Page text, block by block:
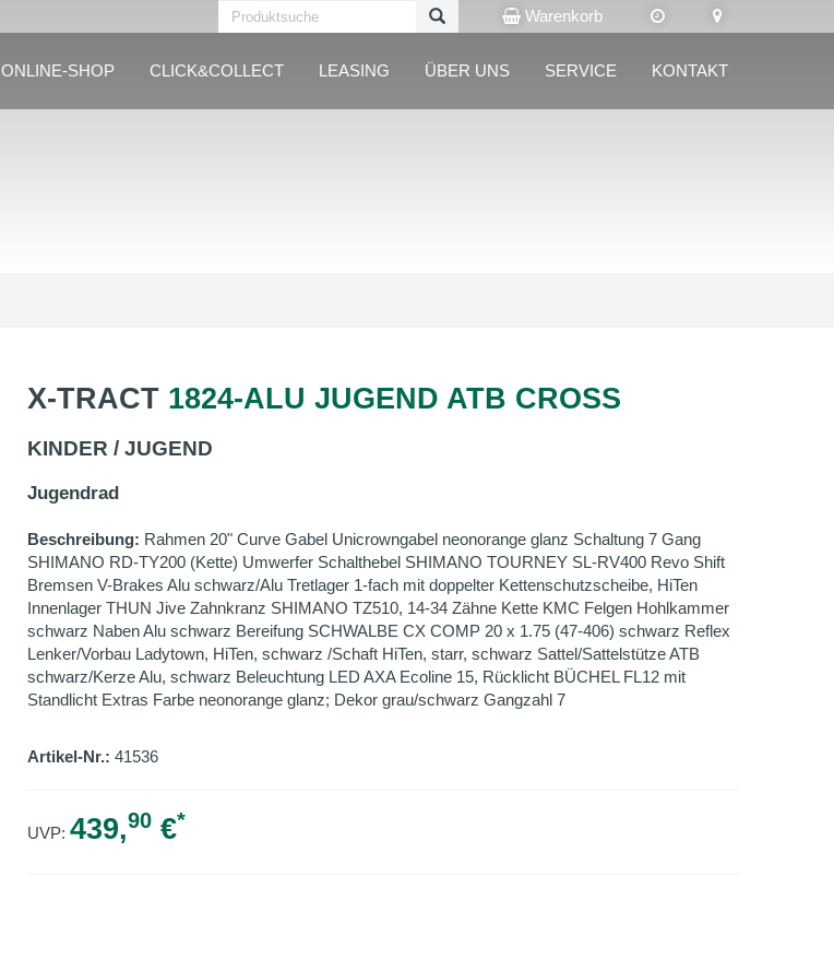
Warenkorb
ONLINE-SHOP CLICK&COLLECT LEASING ÜBER UNS SERVICE KONTAKT
X-TRACT 1824-ALU JUGEND ATB CROSS
KINDER / JUGEND
Jugendrad
Beschreibung: Rahmen 20" Curve Gabel Unicrowngabel neonorange glanz Schaltung 7 Gang
SHIMANO RD-TY200 (Kette) Umwerfer Schalthebel SHIMANO TOURNEY SL-RV400 Revo Shift
Bremsen V-Brakes Alu schwarz/Alu Tretlager 1-fach mit doppelter Kettenschutzscheibe, HiTen
Innenlager THUN Jive Zahnkranz SHIMANO TZ510, 14-34 Zähne Kette KMC Felgen Hohlkammer
schwarz Naben Alu schwarz Bereifung SCHWALBE CX COMP 20 x 1.75 (47-406) schwarz Reflex
Lenker/Vorbau Ladytown, HiTen, schwarz /Schaft HiTen, starr, schwarz Sattel/Sattelstütze ATB
schwarz/Kerze Alu, schwarz Beleuchtung LED AXA Ecoline 15, Rücklicht BÜCHEL FL12 mit
Standlicht Extras Farbe neonorange glanz; Dekor grau/schwarz Gangzahl 7
Artikel-Nr.: 41536
UVP: 439,90€*